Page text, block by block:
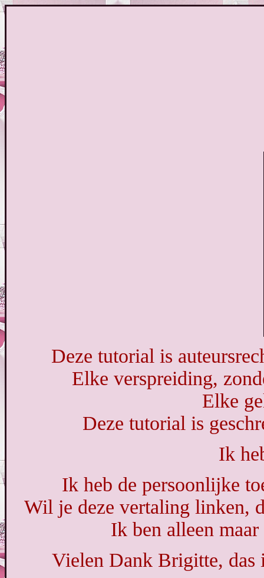
Deze tutorial is
Elke verspreiding,
Elke
Deze tutorial is
Ik
Ik heb de persoonlijke
Wil je deze vertaling linken,
Ik ben alleen
Vielen Dank Brigitte, das